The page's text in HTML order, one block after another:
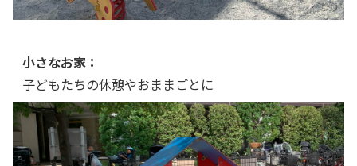
小さなお家：
子どもたちの休憩やおままごとに